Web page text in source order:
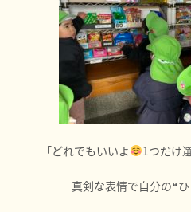
「どれでもいいよ 1つだけ
真剣な表情で自分の❝